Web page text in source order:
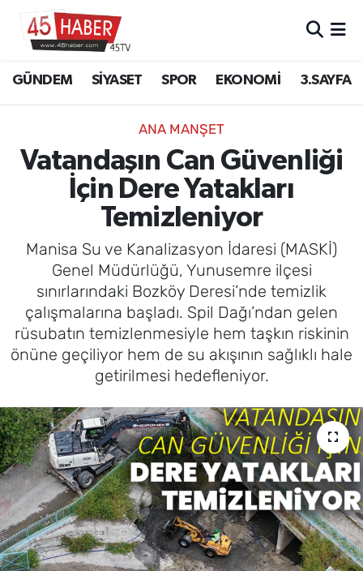
GÜNDEM SİYASET SPOR EKONOMİ 3.SAYFA
ANA MANŞET
Vatandaşın Can Güvenliği
İçin Dere Yatakları
Temizleniyor
Manisa Su ve Kanalizasyon İdaresi (MASKİ)
Genel Müdürlüğü, Yunusemre ilçesi
sınırlarındaki Bozköy Deresi’nde temizlik
çalışmalarına başladı. Spil Dağı’ndan gelen
rüsubatın temizlenmesiyle hem taşkın riskinin
önüne geçiliyor hem de su akışının sağlıklı hale
getirilmesi hedefleniyor.
SİYASET
EKONOMİ
EĞİTİM
SAĞLIK
YAŞAM
Manisa Hava Durumu
Manisa Trafik Yoğunluk Haritası
Süper Lig Puan Durumu ve Fikstür
Tüm Manşetler
Son Dakika Haberleri
Haber Arşivi